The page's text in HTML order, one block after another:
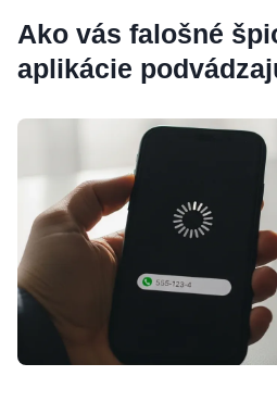
Ako vás falošné
aplikácie